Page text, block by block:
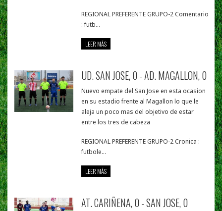
REGIONAL PREFERENTE GRUPO-2 Comentario
: futb...
LEER MÁS
UD. SAN JOSE, 0 - AD. MAGALLON, 0
Nuevo empate del San Jose en esta ocasion
en su estadio frente al Magallon lo que le
aleja un poco mas del objetivo de estar
entre los tres de cabeza
REGIONAL PREFERENTE GRUPO-2 Cronica :
futbole...
LEER MÁS
AT. CARIÑENA, 0 - SAN JOSE, 0